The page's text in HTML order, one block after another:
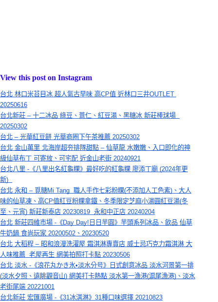
View this post on Instagram
台北 林口米苔目冰 超人氣古早味 高CP值 近林口三井OUTLET
20250616
台北新莊 – 十二冰品 綠豆、薏仁、紅豆湯、黑糖冰 新莊棒球場
20250302
台北 – 光華紅豆餅 光華商圈下午茶推薦 20250302
台北 金山萬里 北海岸超夯排隊甜點 – 仙草龍 水嫩嫩、入口即化的神
級仙草布丁 可寄放、可宅配 近金山老街 20240921
台北八里 -《八里出名紅龜粿》最好吃的紅龜粿 廖添丁廟 (2024年更
新)
台北 永和 – 覓糖Mi Tang  職人手作七彩粉粿(不添加人工色素)、大人
味的仙草凍、高CP值紅豆粉粿拿鐵、冬季限定芝麻小湯圓紅豆湯(冬
至、元宵) 新莊新泰店 20230819  永和中正店 20240204
台北 新莊四維市場 -《Day Day!日日芋圓》芋頭系列冰品、飲品 仙草
牛奶鍋 食尚玩家 20200502、20230520
台北 大稻程 – 昭和浪漫洗濯屋 霜淇淋專賣店 威士忌巧克力霜淇淋 大
人味推薦  老屋再生 網美拍照打卡點 20230506
台北 淡水 -《浪花丸かき氷•淡水分号》日式創意冰品 淡水河景第一排
(淡水夕照、遠眺觀音山) 網美打卡熱點 淡水第一漁港(滬尾漁港)、淡水
老街尾端 20221001
台北新莊 宏匯廣場 -《31冰淇淋》31種口味選擇 20210823